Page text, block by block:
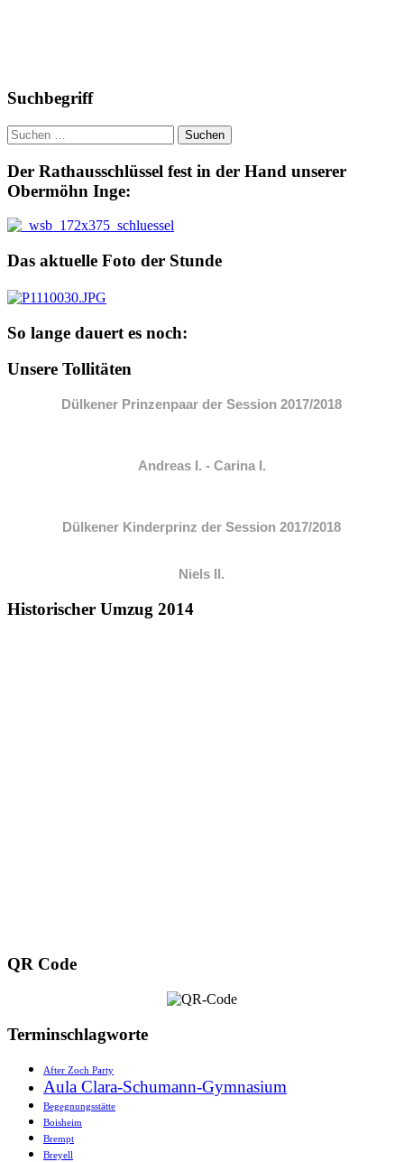
Suchbegriff
Suchen
nach:
Der Rathausschlüssel fest in der Hand unserer
Obermöhn Inge:
Das aktuelle Foto der Stunde
So lange dauert es noch:
Unsere Tollitäten
Dülkener Prinzenpaar der Session 2017/2018
Andreas I. - Carina I.
Dülkener Kinderprinz der Session 2017/2018
Niels II.
Historischer Umzug 2014
QR Code
Terminschlagworte
After Zoch Party
Aula Clara-Schumann-Gymnasium
Begegnungsstätte
Boisheim
Brempt
Breyell